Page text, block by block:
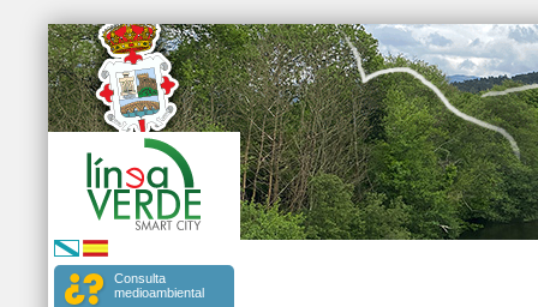
Consulta
medioambiental